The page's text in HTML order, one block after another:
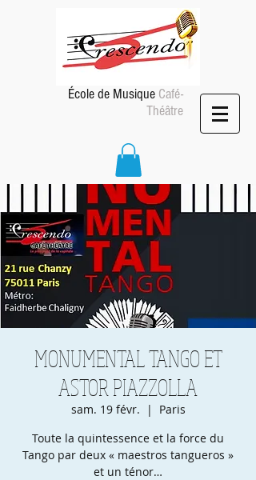
École de Musique Café-
Théâtre
MONUMENTAL TANGO ET
ASTOR PIAZZOLLA
sam. 19 févr.
  |
Paris
Toute la quintessence et la force du
Tango par deux « maestros tangueros »
et un ténor…